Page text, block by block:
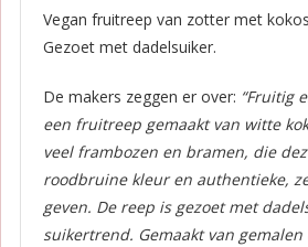
aantal
Vegan fruitreep van zotter met
Gezoet met dadelsuiker.
De makers zeggen er over: “Fruitig
een fruitreep gemaakt van witte
veel frambozen en bramen, die
roodbruine kleur en authentieke,
geven. De reep is gezoet met
suikertrend. Gemaakt van